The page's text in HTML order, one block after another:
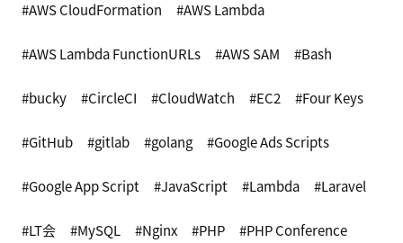
AWS CloudFormation AWS Lambda
AWS Lambda FunctionURLs AWS SAM Bash
bucky CircleCI CloudWatch EC2 Four Keys
GitHub gitlab golang Google Ads Scripts
Google App Script JavaScript Lambda Laravel
LT会 MySQL Nginx PHP PHP Conference